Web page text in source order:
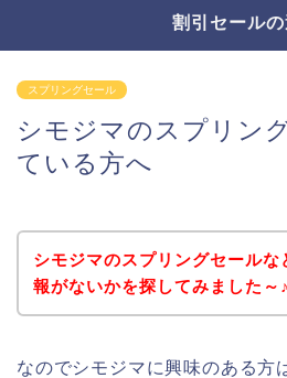
割引セール
スプリングセール
シモジマのスプリン
ている方へ
シモジマのスプリングセールな
報がないかを探してみました～♪
なのでシモジマに興味のある方